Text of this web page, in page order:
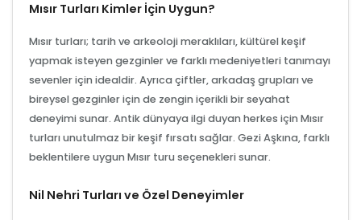
Mısır Turları Kimler İçin Uygun?
Mısır turları; tarih ve arkeoloji meraklıları, kültürel keşif
yapmak isteyen gezginler ve farklı medeniyetleri tanımayı
sevenler için idealdir. Ayrıca çiftler, arkadaş grupları ve
bireysel gezginler için de zengin içerikli bir seyahat
deneyimi sunar. Antik dünyaya ilgi duyan herkes için Mısır
turları unutulmaz bir keşif fırsatı sağlar. Gezi Aşkına, farklı
beklentilere uygun Mısır turu seçenekleri sunar.
Nil Nehri Turları ve Özel Deneyimler